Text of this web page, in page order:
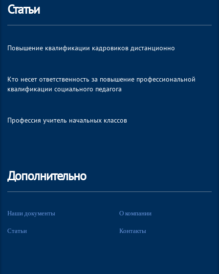
Статьи
Повышение квалификации кадровиков дистанционно
Кто несет ответственность за повышение профессиональной
квалификации социального педагога
Профессия учитель начальных классов
Дополнительно
Наши документы О компании
Статьи Контакты